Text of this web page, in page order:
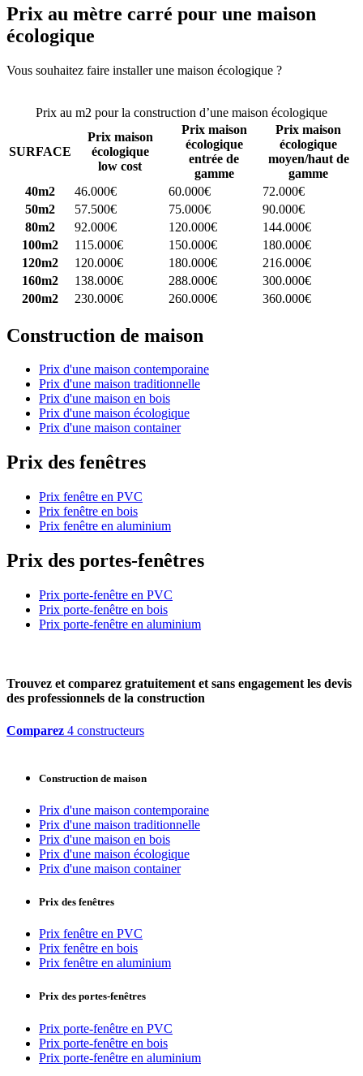
Prix au mètre carré pour une maison
écologique
Vous souhaitez faire installer une maison écologique ?
Prix au m2 pour la construction d’une maison écologique
SURFACE
Prix maison
écologique
low cost
Prix maison
écologique
entrée de
gamme
Prix maison
écologique
moyen/haut de
gamme
40m2
46.000€ 60.000€
72.000€
50m2
57.500€ 75.000€
90.000€
80m2
92.000€ 120.000€
144.000€
100m2
115.000€ 150.000€
180.000€
120m2
120.000€ 180.000€
216.000€
160m2
138.000€ 288.000€
300.000€
200m2
230.000€ 260.000€ 360.000€
Construction de maison
Prix d'une maison contemporaine
Prix d'une maison traditionnelle
Prix d'une maison en bois
Prix d'une maison écologique
Prix d'une maison container
Prix des fenêtres
Prix fenêtre en PVC
Prix fenêtre en bois
Prix fenêtre en aluminium
Prix des portes-fenêtres
Prix porte-fenêtre en PVC
Prix porte-fenêtre en bois
Prix porte-fenêtre en aluminium
Trouvez et comparez gratuitement et sans engagement les devis
des professionnels de la construction
Comparez 4 constructeurs
Construction de maison
Prix d'une maison contemporaine
Prix d'une maison traditionnelle
Prix d'une maison en bois
Prix d'une maison écologique
Prix d'une maison container
Prix des fenêtres
Prix fenêtre en PVC
Prix fenêtre en bois
Prix fenêtre en aluminium
Prix des portes-fenêtres
Prix porte-fenêtre en PVC
Prix porte-fenêtre en bois
Prix porte-fenêtre en aluminium